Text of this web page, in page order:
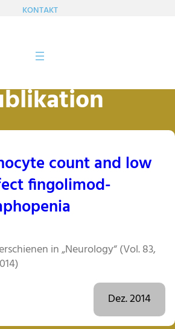
KONTAKT
count and low
fingolimod-
in „Neurology“ (Vol. 83,
Dez. 2014